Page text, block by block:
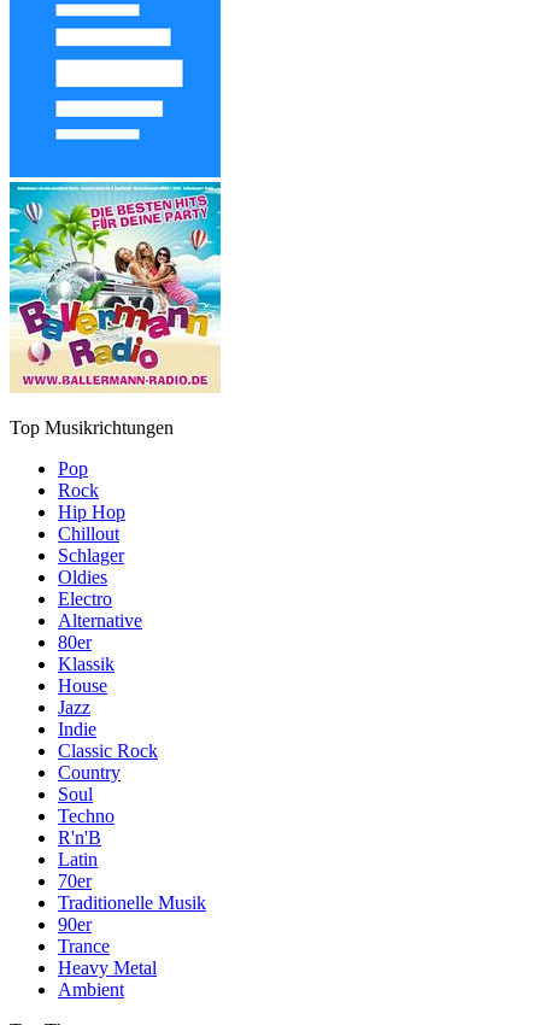
Top Musikrichtungen
Pop
Rock
Hip Hop
Chillout
Schlager
Oldies
Electro
Alternative
80er
Klassik
House
Jazz
Indie
Classic Rock
Country
Soul
Techno
R'n'B
Latin
70er
Traditionelle Musik
90er
Trance
Heavy Metal
Ambient